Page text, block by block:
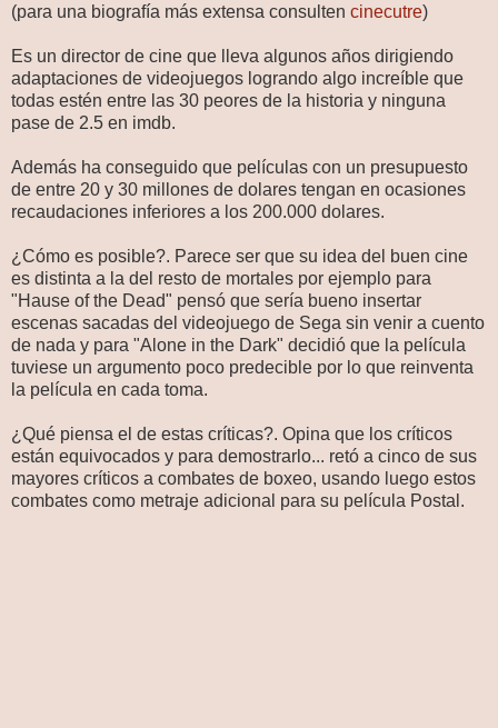
(para una biografía más extensa consulten cinecutre)
Es un director de cine que lleva algunos años dirigiendo
adaptaciones de videojuegos logrando algo increíble que
todas estén entre las 30 peores de la historia y ninguna
pase de 2.5 en imdb.
Además ha conseguido que películas con un presupuesto
de entre 20 y 30 millones de dolares tengan en ocasiones
recaudaciones inferiores a los 200.000 dolares.
¿Cómo es posible?. Parece ser que su idea del buen cine
es distinta a la del resto de mortales por ejemplo para
"Hause of the Dead" pensó que sería bueno insertar
escenas sacadas del videojuego de Sega sin venir a cuento
de nada y para "Alone in the Dark" decidió que la película
tuviese un argumento poco predecible por lo que reinventa
la película en cada toma.
¿Qué piensa el de estas críticas?. Opina que los críticos
están equivocados y para demostrarlo... retó a cinco de sus
mayores críticos a combates de boxeo, usando luego estos
combates como metraje adicional para su película Postal.